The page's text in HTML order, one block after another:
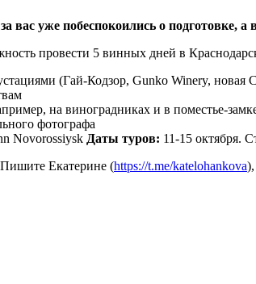
уже побеспокоились о подготовке,
провести 5 винных дней в
(Гай-Кодзор, Gunko Winery, новая
на виноградниках и в поместье-
фотографа
Novorossiysk Даты туров: 11-15 октября.
Екатерине (https://t.me/katelohankova